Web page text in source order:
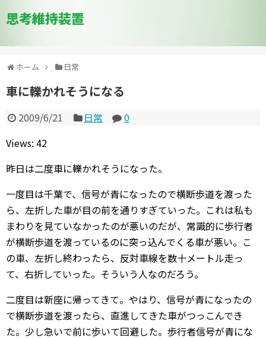
思考維持装置
ホーム 日常
車に轢かれそうになる
2009/6/21 日常
0
Views: 42
昨日は二度車に轢かれそうになった。
一度目は千葉で、信号が青になったので横断歩道を渡った
ら、左折した車が目の前を通りすぎていった。これは私も
まわりを見ていなかったのが悪いのだが、常識的に歩行者
が横断歩道を渡っているのに突っ込んでくる車が悪い。こ
の車、左折し終わったら、反対車線を数十メートル走っ
て、右折していった。そういう人なのだろう。
二度目は新座に帰ってきて。やはり、信号が青になったの
で横断歩道を渡ったら、直進してきた車がつっこんでき
た。少し急いで前に歩いて回避した。歩行者信号が青にな